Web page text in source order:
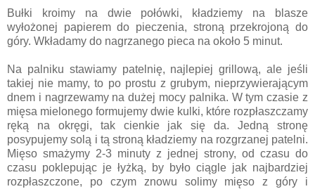
Bułki kroimy na dwie połówki, kładziemy na blasze
wyłożonej papierem do pieczenia, stroną przekrojoną do
góry. Wkładamy do nagrzanego pieca na około 5 minut.
Na palniku stawiamy patelnię, najlepiej grillową, ale jeśli
takiej nie mamy, to po prostu z grubym, nieprzywierającym
dnem i nagrzewamy na dużej mocy palnika. W tym czasie z
mięsa mielonego formujemy dwie kulki, które rozpłaszczamy
ręką na okręgi, tak cienkie jak się da. Jedną stronę
posypujemy solą i tą stroną kładziemy na rozgrzanej patelni.
Mięso smażymy 2-3 minuty z jednej strony, od czasu do
czasu poklepując je łyżką, by było ciągle jak najbardziej
rozpłaszczone, po czym znowu solimy mięso z góry i